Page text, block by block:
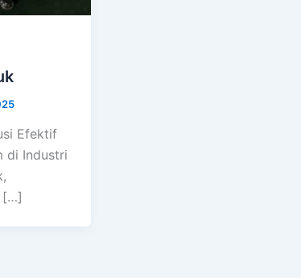
Efektif
di Industri
[…]